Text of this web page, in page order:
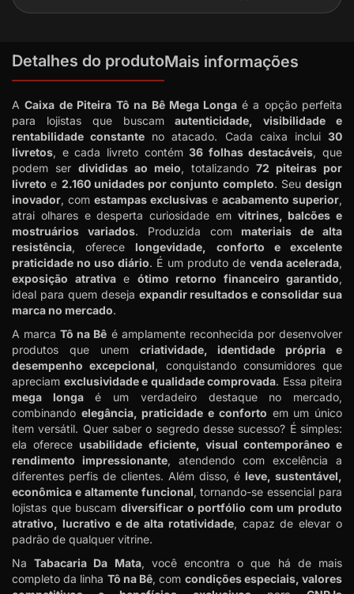
Detalhes do produtoMais informações
ACaixa de Piteira Tô na Bê Mega Longa é a opção perfeita
para lojistas que buscamautenticidade, visibilidade e
rentabilidade constante no atacado. Cada caixa inclui30
livretos, e cada livreto contém36 folhas destacáveis, que
podem ser divididas ao meio, totalizando 72 piteiras por
livreto e 2.160 unidades por conjunto completo. Seu design
inovador, com estampas exclusivas e acabamento superior,
atrai olhares e desperta curiosidade em vitrines, balcões e
mostruários variados. Produzida com materiais de alta
resistência, oferece longevidade, conforto e excelente
praticidade no uso diário. É um produto de venda acelerada,
exposição atrativae ótimo retorno financeiro garantido,
ideal para quem deseja expandir resultados e consolidar sua
marca no mercado.
A marcaTô na Bê é amplamente reconhecida por desenvolver
produtos que unem criatividade, identidade própria e
desempenho excepcional, conquistando consumidores que
apreciam exclusividade e qualidade comprovada. Essa piteira
mega longaé um verdadeiro destaque no mercado,
combinando elegância, praticidade e conforto em um único
item versátil. Quer saber o segredo desse sucesso? É simples:
ela oferece usabilidade eficiente, visual contemporâneo e
rendimento impressionante, atendendo com excelência a
diferentes perfis de clientes. Além disso, é leve, sustentável,
econômica e altamente funcional, tornando-se essencial para
lojistas que buscam diversificar o portfólio com um produto
atrativo, lucrativo e de alta rotatividade, capaz de elevar o
padrão de qualquer vitrine.
NaTabacaria Da Mata, você encontra o que há de mais
completo da linha Tô na Bê, com condições especiais, valores